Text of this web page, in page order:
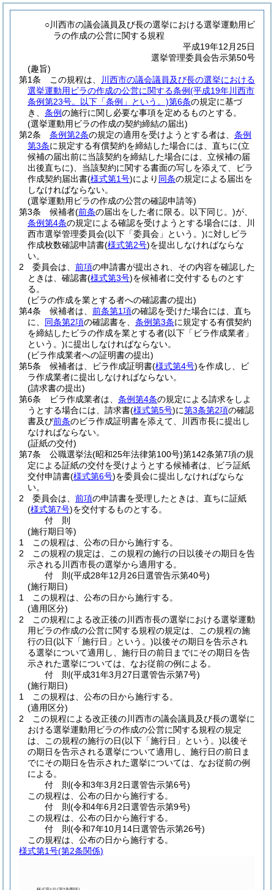
○川西市の議会議員及び長の選挙における選挙運動用ビ
ラの作成の公営に関する規程
平成19年12月25日
選挙管理委員会告示第50号
(趣旨)
第1条
この規程は、
川西市の議会議員及び長の選挙における
選挙運動用ビラの作成の公営に関する条例(平成19年川西市
条例第23号。以下「条例」という。)第6条の規定に基づ
き、 条例の施行に関し必要な事項を定めるものとする。
(選挙運動用ビラの作成の契約締結の届出)
第2条
条例第2条の規定の適用を受けようとする者は、 条例
第3条に規定する有償契約を締結した場合には、直ちに(立
候補の届出前に当該契約を締結した場合には、立候補の届
出後直ちに) 、当該契約に関する書面の写しを添えて、ビラ
作成契約届出書(様式第1号)により 同条の規定による届出を
しなければならない。
(選挙運動用ビラの作成の公営の確認申請等)
第3条
候補者(前条の届出をした者に限る。以下同じ。)が、
条例第4条の規定による確認を受けようとする場合には、川
西市選挙管理委員会(以下「委員会」という。)に対しビラ
作成枚数確認申請書(様式第2号)を提出しなければならな
い。
2
委員会は、 前項の申請書が提出され、その内容を確認した
ときは、確認書(様式第3号)を候補者に交付するものとす
る。
(ビラの作成を業とする者への確認書の提出)
第4条
候補者は、 前条第1項の確認を受けた場合には、直ち
に、 同条第2項の確認書を、 条例第3条に規定する有償契約
を締結したビラの作成を業とする者(以下「ビラ作成業者」
という。)に提出しなければならない。
(ビラ作成業者への証明書の提出)
第5条
候補者は、ビラ作成証明書(様式第4号)を作成し、ビ
ラ作成業者に提出しなければならない。
(請求書の提出)
第6条
ビラ作成業者は、 条例第4条の規定による請求をしよ
うとする場合には、請求書(様式第5号)に第3条第2項の確認
書及び前条のビラ作成証明書を添えて、川西市長に提出し
なければならない。
(証紙の交付)
第7条
公職選挙法(昭和25年法律第100号)第142条第7項の規
定による証紙の交付を受けようとする候補者は、ビラ証紙
交付申請書(様式第6号)を委員会に提出しなければならな
い。
2
委員会は、 前項の申請書を受理したときは、直ちに証紙
(様式第7号)を交付するものとする。
付 則
(施行期日等)
1
この規程は、公布の日から施行する。
2
この規程の規定は、この規程の施行の日以後その期日を告
示される川西市長の選挙から適用する。
付 則(平成28年12月26日選管告示第40号)
(施行期日)
1
この規程は、公布の日から施行する。
(適用区分)
2
この規程による改正後の川西市長の選挙における選挙運動
用ビラの作成の公営に関する規程の規定は、この規程の施
行の日(以下「施行日」という。)以後その期日を告示され
る選挙について適用し、施行日の前日までにその期日を告
示された選挙については、なお従前の例による。
付 則(平成31年3月27日選管告示第7号)
(施行期日)
1
この規程は、公布の日から施行する。
(適用区分)
2
この規程による改正後の川西市の議会議員及び長の選挙に
おける選挙運動用ビラの作成の公営に関する規程の規定
は、この規程の施行の日(以下「施行日」という。)以後そ
の期日を告示される選挙について適用し、施行日の前日ま
でにその期日を告示された選挙については、なお従前の例
による。
付 則(令和3年3月2日選管告示第6号)
この規程は、公布の日から施行する。
付 則(令和4年6月2日選管告示第9号)
この規程は、公布の日から施行する。
付 則(令和7年10月14日選管告示第26号)
この規程は、公布の日から施行する。
様式第1号(第2条関係)